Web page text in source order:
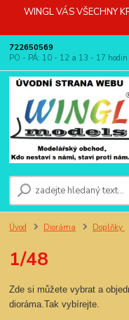
WINGL VÁS VŠECHNY
722650569
PO - PÁ: 10 - 12 a 13 - 17 hodin
Úvod Dioráma Doplňky
1/48
Zde si můžete vybrat a
dioráma.Tak vybírejte.